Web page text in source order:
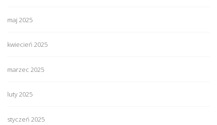
maj 2025
kwiecień 2025
marzec 2025
luty 2025
styczeń 2025